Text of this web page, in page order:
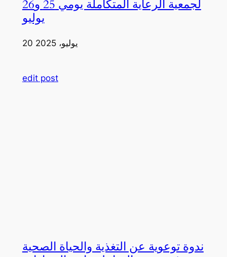
لجمعية الرعاية المتكاملة يومي 25 و26
يوليو
20 يوليو، 2025
edit post
ندوة توعوية عن التغذية والحياة الصحية